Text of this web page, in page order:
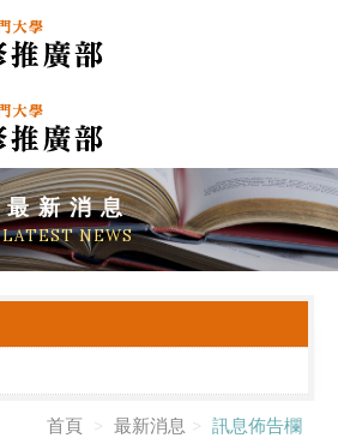
最新消息
LATEST NEWS
首頁 最新消息 訊息佈告欄